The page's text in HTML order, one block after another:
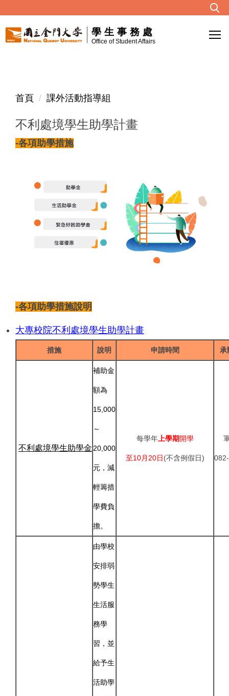
主
學生事務處
Office of Student Affairs
首頁 課外活動指導組
不利處境學生助學計畫
-各項助學措施
-各項助學措施說明
大專校院不利處境學生助學計畫
措施 說明 申請時間 承
不利處境學生助學金
補助金
額為
15,000
～
20,000
元，減
輕籌措
學費負
擔。
每學年上學期 開學
至10月20日 (不含例假日)
由學校
安排弱
勢學生
生活服
務學
習，並
給予生
活助學